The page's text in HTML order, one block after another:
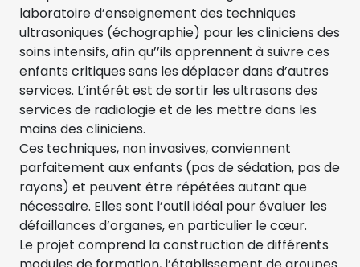
laboratoire d’enseignement des techniques
ultrasoniques (échographie) pour les cliniciens des
soins intensifs, afin qu’’ils apprennent à suivre ces
enfants critiques sans les déplacer dans d’autres
services. L’intérêt est de sortir les ultrasons des
services de radiologie et de les mettre dans les
mains des cliniciens.
Ces techniques, non invasives, conviennent
parfaitement aux enfants (pas de sédation, pas de
rayons) et peuvent être répétées autant que
nécessaire. Elles sont l’outil idéal pour évaluer les
défaillances d’organes, en particulier le cœur.
Le projet comprend la construction de différents